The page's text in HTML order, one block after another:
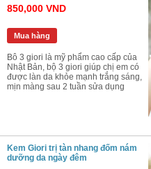
850,000 VND
Mua hàng
Bô 3 giori là mỹ phẩm cao cấp của
Nhật Bản, bộ 3 giori giúp chị em có
được làn da khỏe mạnh trắng sáng,
mịn màng sau 2 tuần sửa dụng
Kem Giori trị tàn nhang đốm nám
dưỡng da ngày đêm